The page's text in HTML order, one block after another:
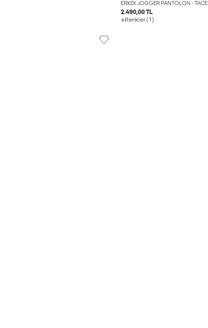
ERKEK JOGGER PANTOLON - TACE
2.490,00 TL
Renkler (1)